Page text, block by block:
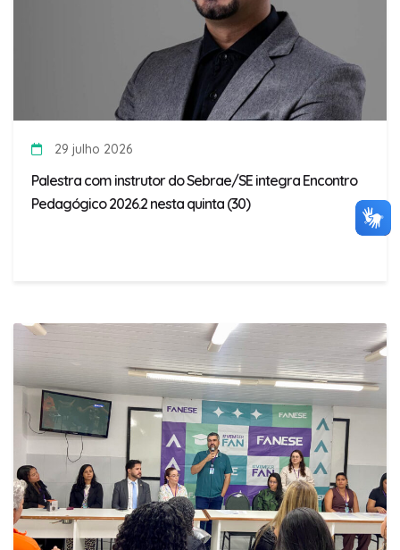
29 julho 2026
Palestra com instrutor do Sebrae/SE integra Encontro
Pedagógico 2026.2 nesta quinta (30)